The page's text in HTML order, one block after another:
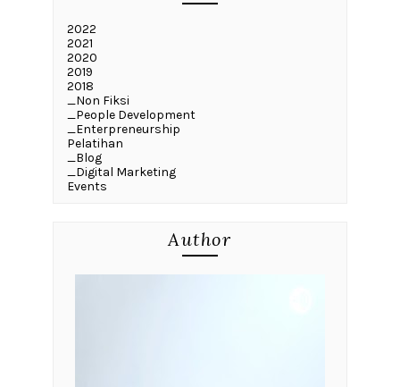
2022
2021
2020
2019
2018
_Non Fiksi
_People Development
_Enterpreneurship
Pelatihan
_Blog
_Digital Marketing
Events
Author